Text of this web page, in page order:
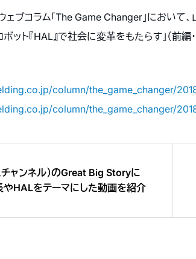
ェブコラム「The Game Changer」において
ット『HAL』で社会に変革をもたらす」（前編・
column/the_game_changer/
column/the_game_changer/
チャンネル）のGreat Big Storyに
やHALをテーマにした動画を紹介